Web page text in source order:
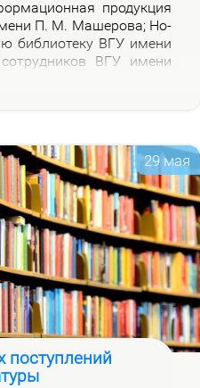
про­дук­ция
П. М. Ма­ше­ро­ва; Но­
биб­лио­те­ку ВГУ име­ни
ВГУ име­ни
29 мая
поступлений